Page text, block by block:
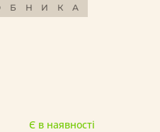
Є в наявності